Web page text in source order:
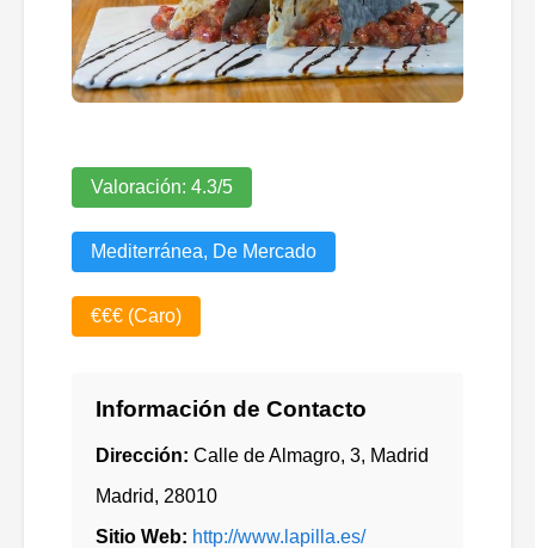
Valoración: 4.3/5
Mediterránea, De Mercado
€€€ (Caro)
Información de Contacto
Dirección: Calle de Almagro, 3, Madrid
Madrid, 28010
Sitio Web: http://www.lapilla.es/